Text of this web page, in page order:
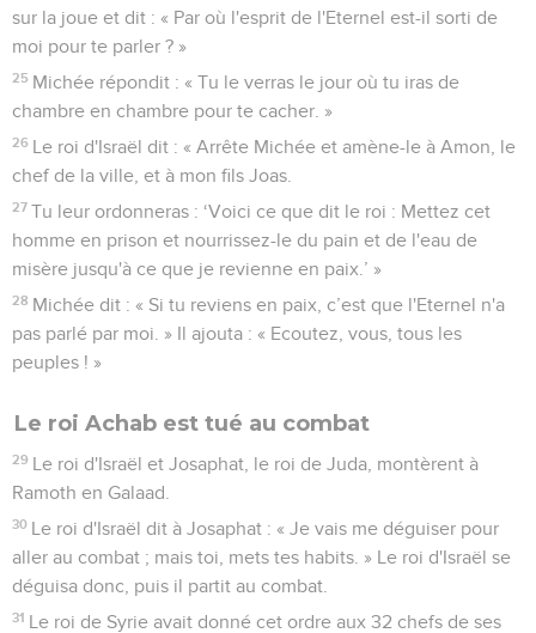
sur la joue et dit : « Par où l'esprit de l'Eternel est-il sorti de
moi pour te parler ? »
25 Michée répondit : « Tu le verras le jour où tu iras de
chambre en chambre pour te cacher. »
26 Le roi d'Israël dit : « Arrête Michée et amène-le à Amon, le
chef de la ville, et à mon fils Joas.
27 Tu leur ordonneras : ‘Voici ce que dit le roi : Mettez cet
homme en prison et nourrissez-le du pain et de l'eau de
misère jusqu'à ce que je revienne en paix.’ »
28 Michée dit : « Si tu reviens en paix, c’est que l'Eternel n'a
pas parlé par moi. » Il ajouta : « Ecoutez, vous, tous les
peuples ! »
Le roi Achab est tué au combat
29 Le roi d'Israël et Josaphat, le roi de Juda, montèrent à
Ramoth en Galaad.
30 Le roi d'Israël dit à Josaphat : « Je vais me déguiser pour
aller au combat ; mais toi, mets tes habits. » Le roi d'Israël se
déguisa donc, puis il partit au combat.
31 Le roi de Syrie avait donné cet ordre aux 32 chefs de ses